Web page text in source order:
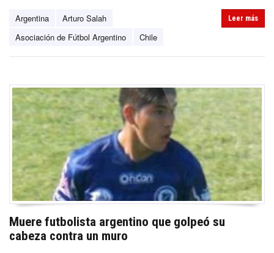
Argentina
Arturo Salah
Asociación de Fútbol Argentino
Chile
Leer más
Muere futbolista argentino que golpeó su
cabeza contra un muro